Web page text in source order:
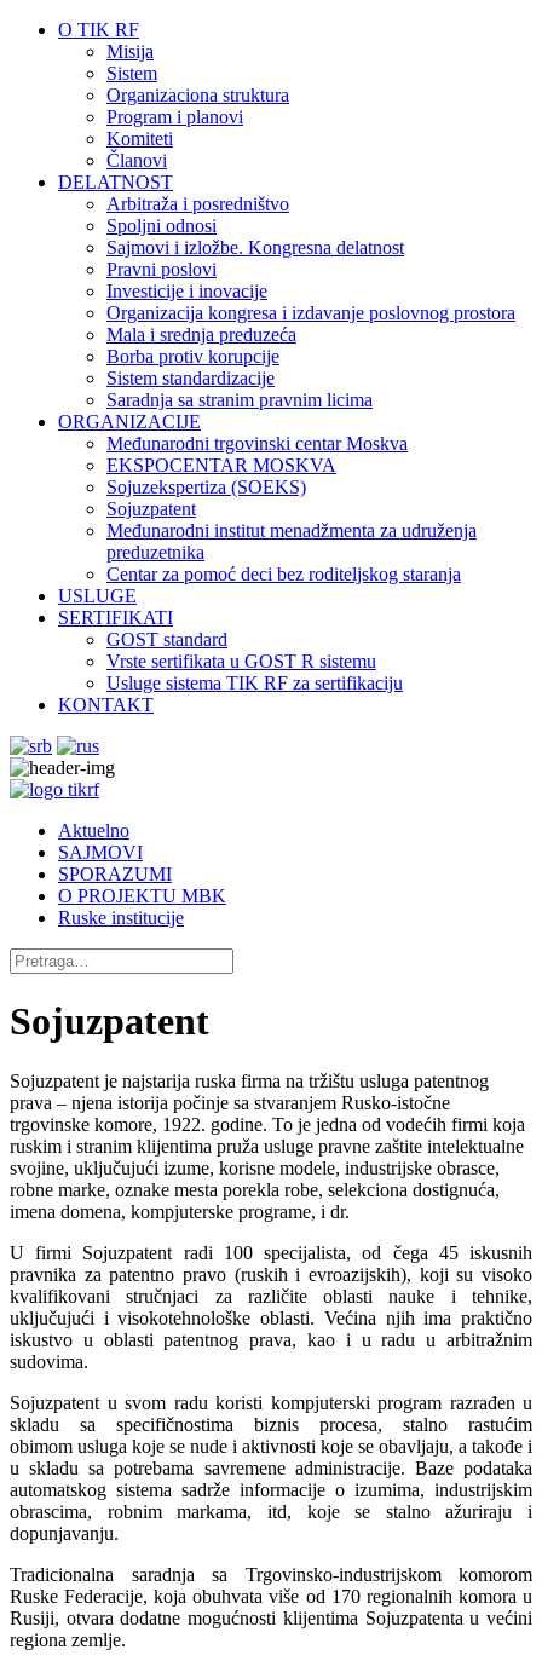
O TIK RF
Misija
Sistem
Organizaciona struktura
Program i planovi
Komiteti
Članovi
DELATNOST
Arbitraža i posredništvo
Spoljni odnosi
Sajmovi i izložbe. Kongresna delatnost
Pravni poslovi
Investicije i inovacije
Organizacija kongresa i izdavanje poslovnog prostora
Mala i srednja preduzeća
Borba protiv korupcije
Sistem standardizacije
Saradnja sa stranim pravnim licima
ORGANIZACIJE
Međunarodni trgovinski centar Moskva
EKSPOCENTAR MOSKVA
Sojuzekspertiza (SOEKS)
Sojuzpatent
Međunarodni institut menadžmenta za udruženja
preduzetnika
Centar za pomoć deci bez roditeljskog staranja
USLUGE
SERTIFIKATI
GOST standard
Vrste sertifikata u GOST R sistemu
Usluge sistema TIK RF za sertifikaciju
KONTAKT
Aktuelno
SAJMOVI
SPORAZUMI
O PROJEKTU MBK
Ruske institucije
Sojuzpatent
Sojuzpatent je najstarija ruska firma na tržištu usluga patentnog
prava – njena istorija počinje sa stvaranjem Rusko-istočne
trgovinske komore, 1922. godine. To je jedna od vodećih firmi koja
ruskim i stranim klijentima pruža usluge pravne zaštite intelektualne
svojine, uključujući izume, korisne modele, industrijske obrasce,
robne marke, oznake mesta porekla robe, selekciona dostignuća,
imena domena, kompjuterske programe, i dr.
U firmi Sojuzpatent radi 100 specijalista, od čega 45 iskusnih
pravnika za patentno pravo (ruskih i evroazijskih), koji su visoko
kvalifikovani stručnjaci za različite oblasti nauke i tehnike,
uključujući i visokotehnološke oblasti. Većina njih ima praktično
iskustvo u oblasti patentnog prava, kao i u radu u arbitražnim
sudovima.
Sojuzpatent u svom radu koristi kompjuterski program razrađen u
skladu sa specifičnostima biznis procesa, stalno rastućim
obimom usluga koje se nude i aktivnosti koje se obavljaju, a takođe i
u skladu sa potrebama savremene administracije. Baze podataka
automatskog sistema sadrže informacije o izumima, industrijskim
obrascima, robnim markama, itd, koje se stalno ažuriraju i
dopunjavanju.
Tradicionalna saradnja sa Trgovinsko-industrijskom komorom
Ruske Federacije, koja obuhvata više od 170 regionalnih komora u
Rusiji, otvara dodatne mogućnosti klijentima Sojuzpatenta u većini
regiona zemlje.